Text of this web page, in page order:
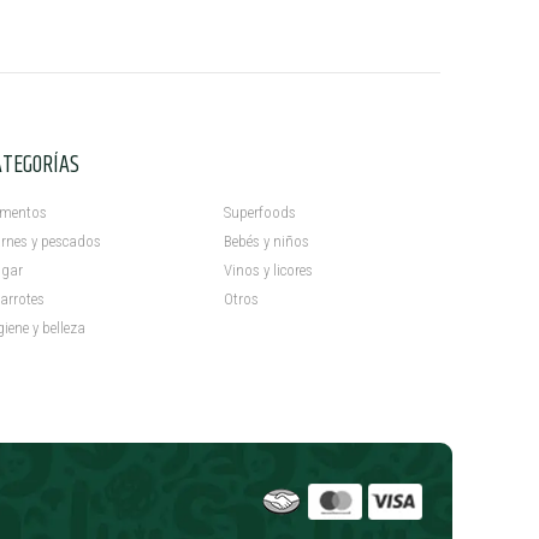
y pescados
y belleza
Superfoods
Bebés y niños
Vinos y licores
Otros